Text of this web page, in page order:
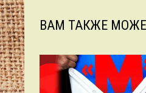
ВАМ ТАКЖЕ